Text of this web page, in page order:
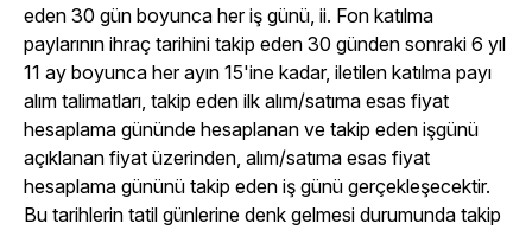
eden 30 gün boyunca her iş günü, ii. Fon katılma
paylarının ihraç tarihini takip eden 30 günden sonraki 6 yıl
11 ay boyunca her ayın 15'ine kadar, iletilen katılma payı
alım talimatları, takip eden ilk alım/satıma esas fiyat
hesaplama gününde hesaplanan ve takip eden işgünü
açıklanan fiyat üzerinden, alım/satıma esas fiyat
hesaplama gününü takip eden iş günü gerçekleşecektir.
Bu tarihlerin tatil günlerine denk gelmesi durumunda takip